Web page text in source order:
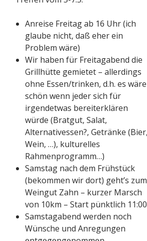
Anreise Freitag ab 16 Uhr (ich
glaube nicht, daß eher ein
Problem wäre)
Wir haben für Freitagabend die
Grillhütte gemietet – allerdings
ohne Essen/trinken, d.h. es wäre
schön wenn jeder sich für
irgendetwas bereiterklären
würde (Bratgut, Salat,
Alternativessen?, Getränke (Bier,
Wein, …), kulturelles
Rahmenprogramm…)
Samstag nach dem Frühstück
(bekommen wir dort) geht’s zum
Weingut Zahn – kurzer Marsch
von 10km – Start pünktlich 11:00
Samstagabend werden noch
Wünsche und Anregungen
entgegengenommen